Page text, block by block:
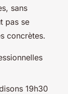
sans
pas se
concrètes.
19h30